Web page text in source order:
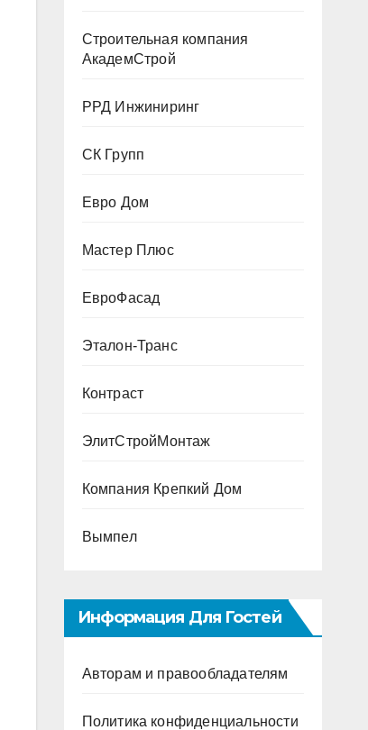
Строительная компания
АкадемСтрой
РРД Инжиниринг
СК Групп
Евро Дом
Мастер Плюс
ЕвроФасад
Эталон-Транс
Контраст
ЭлитСтройМонтаж
Компания Крепкий Дом
Вымпел
Информация Для Гостей
Авторам и правообладателям
Политика конфиденциальности